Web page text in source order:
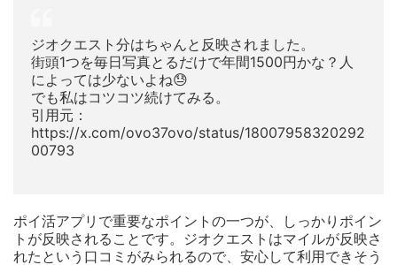
ジオクエスト分はちゃんと反映されました。
街頭1つを毎日写真とるだけで年間1500円かな？人
によっては少ないよね😓
でも私はコツコツ続けてみる。
引用元：
https://x.com/ovo37ovo/status/18007958320292
00793
ポイ活アプリで重要なポイントの一つが、しっかりポイン
トが反映されることです。ジオクエストはマイルが反映さ
れたという口コミがみられるので、安心して利用できそう